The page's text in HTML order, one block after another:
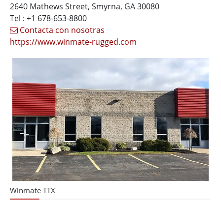
2640 Mathews Street, Smyrna, GA 30080
Tel : +1 678-653-8800
Contacta con nosotras
https://www.winmate-rugged.com
Winmate TTX